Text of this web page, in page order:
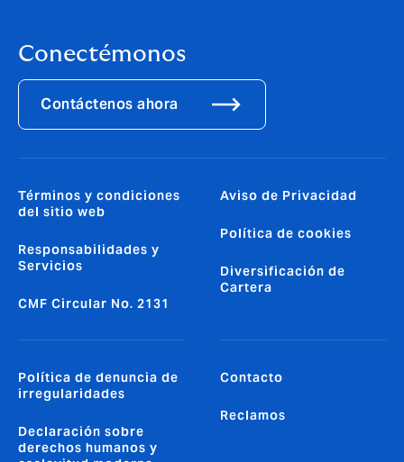
Conectémonos
Contáctenos ahora
Términos y condiciones
del sitio web
Responsabilidades y
Servicios
CMF Circular No. 2131
Aviso de Privacidad
Política de cookies
Diversificación de
Cartera
Política de denuncia de
irregularidades
Declaración sobre
derechos humanos y
Contacto
Reclamos